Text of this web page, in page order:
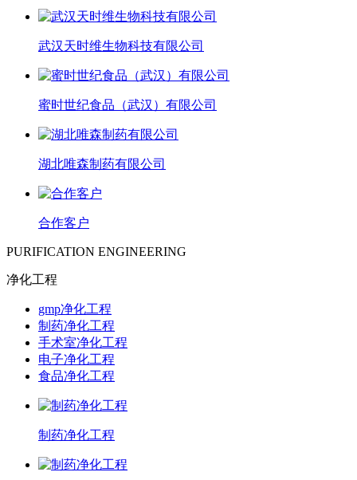
武汉天时维生物科技有限公司
蜜时世纪食品（武汉）有限公司
湖北唯森制药有限公司
合作客户
PURIFICATION ENGINEERING
净化工程
gmp净化工程
制药净化工程
手术室净化工程
电子净化工程
食品净化工程
制药净化工程